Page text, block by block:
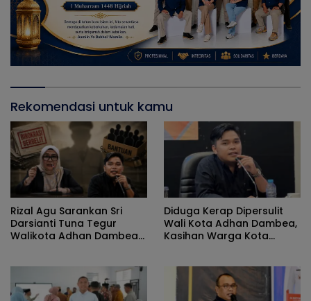
Rekomendasi untuk kamu
Rizal Agu Sarankan Sri
Darsianti Tuna Tegur
Walikota Adhan Dambea
Diduga Kerap Dipersulit
Wali Kota Adhan Dambea,
Kasihan Warga Kota